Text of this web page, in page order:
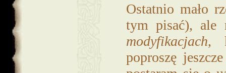
Ostatnio mało
tym pisać), ale
modyfikacjach,
poproszę